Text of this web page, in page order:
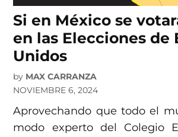
Si en México se
en las Elecciones de
Unidos
by MAX CARRANZA
NOVIEMBRE 6, 2024
Aprovechando que todo el
modo experto del Colegio